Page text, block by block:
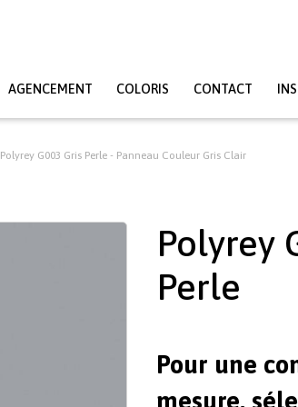
AGENCEMENT COLORIS CONTACT
Polyrey G003 Gris Perle - Panneau Couleur Gris Clair
Polyrey
Perle
Pour une
mesure,